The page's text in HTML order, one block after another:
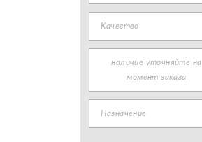
Качество
наличие уточняйте на
момент заказа
Назначение